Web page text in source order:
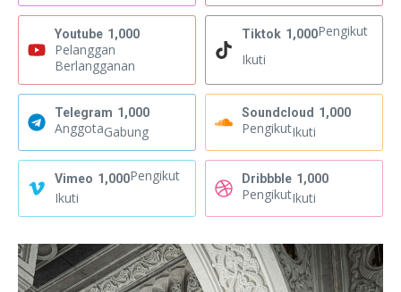
Youtube 1,000
Pelanggan
Berlangganan
Tiktok 1,000Pengikut
Ikuti
Telegram 1,000
AnggotaGabung
Soundcloud 1,000
PengikutIkuti
Vimeo 1,000Pengikut
Ikuti
Dribbble 1,000
PengikutIkuti